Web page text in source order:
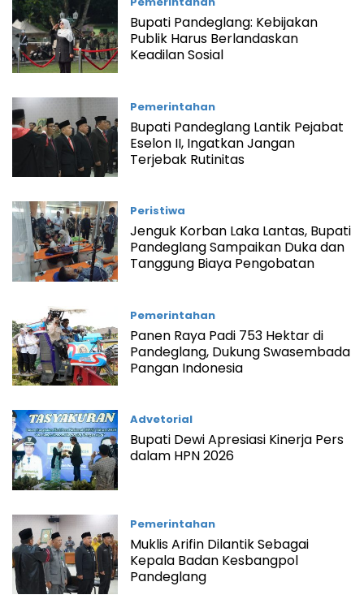
Bupati Pandeglang: Kebijakan
Publik Harus Berlandaskan
Keadilan Sosial
Pemerintahan
Bupati Pandeglang Lantik Pejabat
Eselon II, Ingatkan Jangan
Terjebak Rutinitas
Peristiwa
Jenguk Korban Laka Lantas, Bupati
Pandeglang Sampaikan Duka dan
Tanggung Biaya Pengobatan
Pemerintahan
Panen Raya Padi 753 Hektar di
Pandeglang, Dukung Swasembada
Pangan Indonesia
Advetorial
Bupati Dewi Apresiasi Kinerja Pers
dalam HPN 2026
Pemerintahan
Muklis Arifin Dilantik Sebagai
Kepala Badan Kesbangpol
Pandeglang